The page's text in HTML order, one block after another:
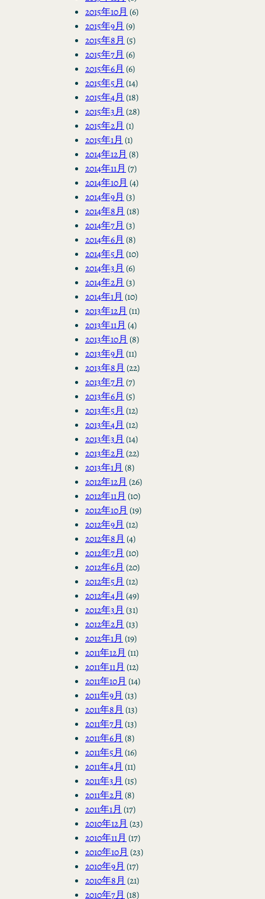
2015年10月 (6)
2015年9月 (9)
2015年8月 (5)
2015年7月 (6)
2015年6月 (6)
2015年5月 (14)
2015年4月 (18)
2015年3月 (28)
2015年2月 (1)
2015年1月 (1)
2014年12月 (8)
2014年11月 (7)
2014年10月 (4)
2014年9月 (3)
2014年8月 (18)
2014年7月 (3)
2014年6月 (8)
2014年5月 (10)
2014年3月 (6)
2014年2月 (3)
2014年1月 (10)
2013年12月 (11)
2013年11月 (4)
2013年10月 (8)
2013年9月 (11)
2013年8月 (22)
2013年7月 (7)
2013年6月 (5)
2013年5月 (12)
2013年4月 (12)
2013年3月 (14)
2013年2月 (22)
2013年1月 (8)
2012年12月 (26)
2012年11月 (10)
2012年10月 (19)
2012年9月 (12)
2012年8月 (4)
2012年7月 (10)
2012年6月 (20)
2012年5月 (12)
2012年4月 (49)
2012年3月 (31)
2012年2月 (13)
2012年1月 (19)
2011年12月 (11)
2011年11月 (12)
2011年10月 (14)
2011年9月 (13)
2011年8月 (13)
2011年7月 (13)
2011年6月 (8)
2011年5月 (16)
2011年4月 (11)
2011年3月 (15)
2011年2月 (8)
2011年1月 (17)
2010年12月 (23)
2010年11月 (17)
2010年10月 (23)
2010年9月 (17)
2010年8月 (21)
2010年7月 (18)